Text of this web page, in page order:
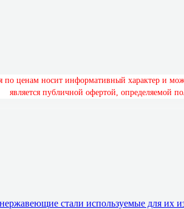
по ценам носит информативный характер и мо
является публичной офертой, определяемой по
стали используемые для их